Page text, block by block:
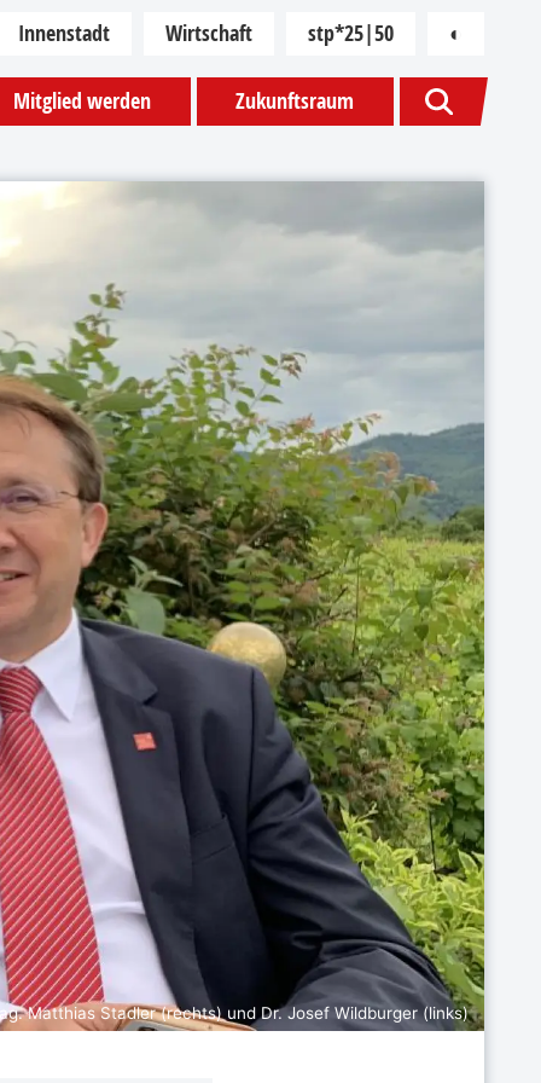
Mitglied werden Zukunftsraum
Innenstadt Wirtschaft stp*25|50 ◐
Matthias Stadler (rechts) und Dr. Josef Wildburger (links)